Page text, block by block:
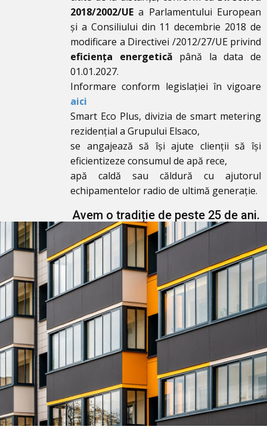
2018/2002/UE a Parlamentului European
și a Consiliului din 11 decembrie 2018 de
modificare a Directivei /2012/27/UE privind
eficiența energetică până la data de
01.01.2027.
Informare conform legislației în vigoare
aici
Smart Eco Plus, divizia de smart metering
rezidențial a Grupului Elsaco,
se angajează să își ajute clienții să își
eficientizeze consumul de apă rece,
apă caldă sau căldură cu ajutorul
echipamentelor radio de ultimă generație.
Avem o tradiție de peste 25 de ani.